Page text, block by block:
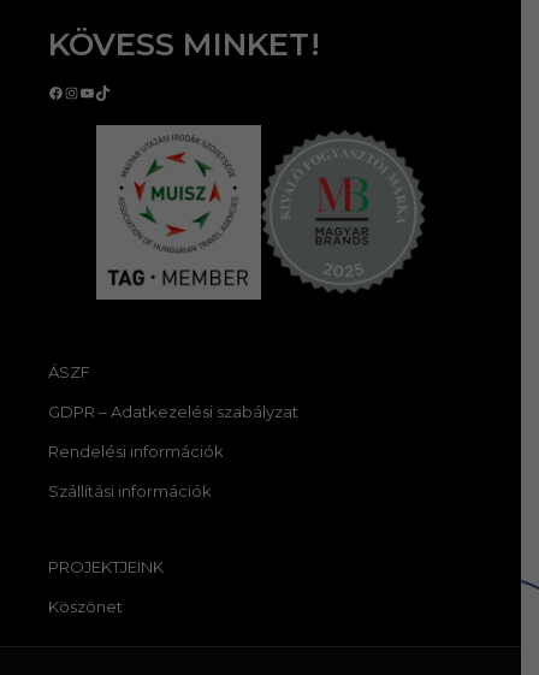
KÖVESS MINKET!
Facebook
Instagram
YouTube
TikTok
ÁSZF
GDPR – Adatkezelési szabályzat
Rendelési információk
Szállítási információk
PROJEKTJEINK
Köszönet